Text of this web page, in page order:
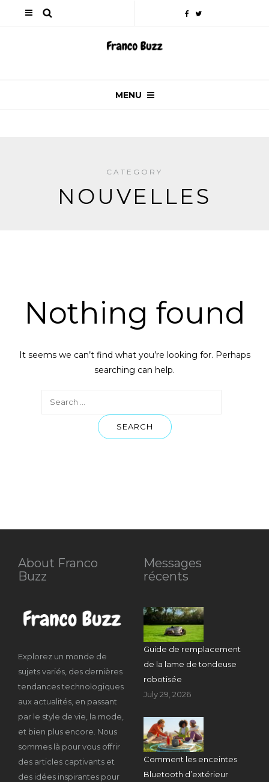
MENU
CATEGORY
NOUVELLES
Nothing found
It seems we can’t find what you’re looking for. Perhaps
searching can help.
About Franco
Buzz
Explorez un monde de
sujets variés, des dernières
tendances technologiques
aux actualités, en passant
par le style de vie, la mode,
et bien plus encore. Nous
sommes là pour vous offrir
des articles captivants et
des idées inspirantes pour
Messages
récents
Guide de remplacement
de la lame de tondeuse
robotisée
July 29, 2026
Comment les enceintes
Bluetooth d’extérieur